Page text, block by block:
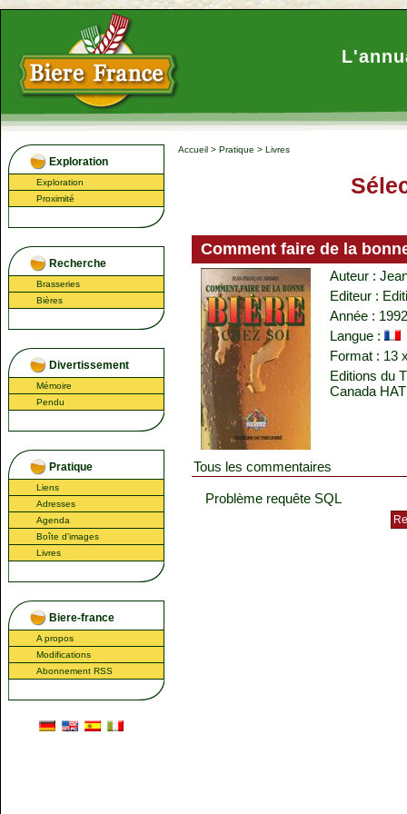
Exploration
Exploration
Proximité
Recherche
Brasseries
Bières
Divertissement
Mémoire
Pendu
Pratique
Liens
Adresses
Agenda
Boîte d'images
Livres
Biere-france
A propos
Modifications
Abonnement RSS
Accueil > Pratique > Livres
Comment faire de la
Auteur :
Editeur :
Année : 1992
Langue :
Format : 13
Editions du
Canada
Tous les commentaires
Problème requête SQL